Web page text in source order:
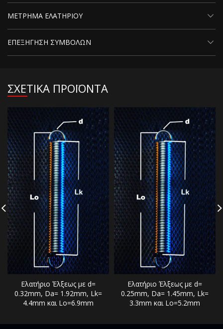
ΜΕΤΡΗΜΑ ΕΛΑΤΗΡΙΟΥ
ΕΠΕΞΗΓΗΣΗ ΣΥΜΒΟΛΩΝ
ΣΧΕΤΙΚΑ ΠΡΟΪΟΝΤΑ
Ελατήριο Έλξεως με d=
0.32mm, Da= 1.92mm, Lk=
4.4mm και Lo=6.9mm
Ελατήριο Έλξεως με d=
0.25mm, Da= 1.45mm, Lk=
3.3mm και Lo=5.2mm